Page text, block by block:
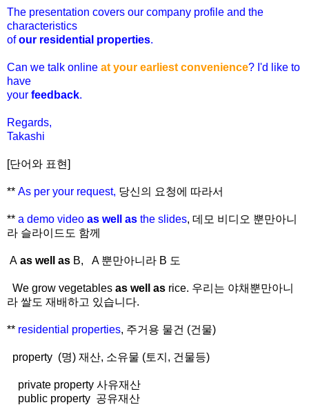
The presentation covers our company profile and the
characteristics
ofour residential properties.
Can we talk online at your earliest convenience? I'd like to
have
your feedback.
Regards,
Takashi
[단어와 표현]
** As per your request, 당신의 요청에 따라서
** a demo video as well as the slides, 데모 비디오 뿐만아니
라 슬라이드도 함께
A as well as B, A 뿐만아니라 B 도
We grow vegetables as well as rice. 우리는 야채뿐만아니
라 쌀도 재배하고 있습니다.
** residential properties, 주거용 물건 (건물)
property (명) 재산, 소유물 (토지, 건물등)
private property 사유재산
public property 공유재산